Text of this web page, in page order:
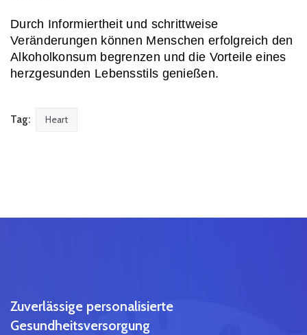
Durch Informiertheit und schrittweise
Veränderungen können Menschen erfolgreich den
Alkoholkonsum begrenzen und die Vorteile eines
herzgesunden Lebensstils genießen.
Tag: Heart
Zuverlässige personalisierte
Gesundheitsversorgung